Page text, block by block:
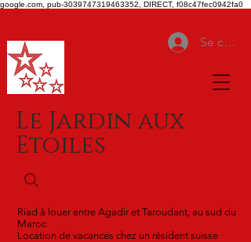
google.com, pub-3039747319463352, DIRECT, f08c47fec0942fa0
Se
Le Jardin aux
Etoiles
Riad à louer entre Agadir et Taroudant, au sud du
Maroc
Location de vacances chez un résident suisse